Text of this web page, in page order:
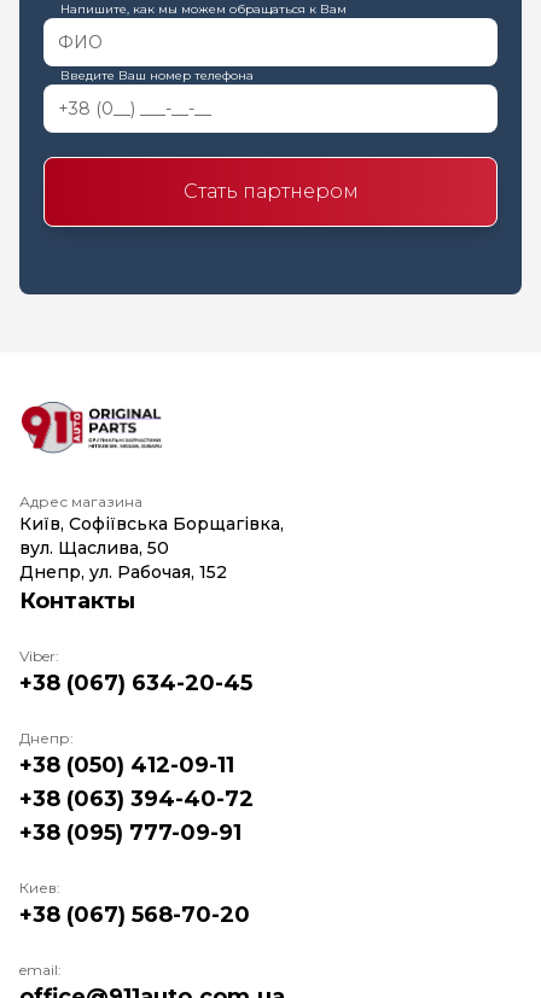
Напишите, как мы можем обращаться к Вам
Введите Ваш номер телефона
Стать партнером
Адрес магазина
Київ, Софіївська Борщагівка,
вул. Щаслива, 50
Днепр, ул. Рабочая, 152
Контакты
Viber:
+38 (067) 634-20-45
Днепр:
+38 (050) 412-09-11
+38 (063) 394-40-72
+38 (095) 777-09-91
Киев:
+38 (067) 568-70-20
email: